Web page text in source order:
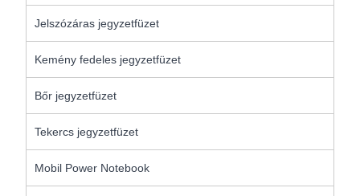
Jelszózáras jegyzetfüzet
Kemény fedeles jegyzetfüzet
Bőr jegyzetfüzet
Tekercs jegyzetfüzet
Mobil Power Notebook